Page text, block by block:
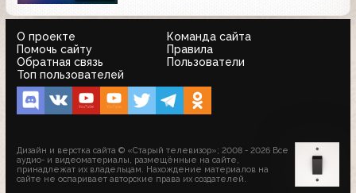
О проекте
Команда сайта
Помочь сайту
Правила
Обратная связь
Пользователи
Топ пользователей
Дизайн и верстка сайта © «Старый телевизор»; 2008 - 2026 Все
аудио- и видеоматериалы, размещённые на сайте,
принадлежат их владельцам. Нахождение материалов на
сайте не оспаривает авторские права их создателей.